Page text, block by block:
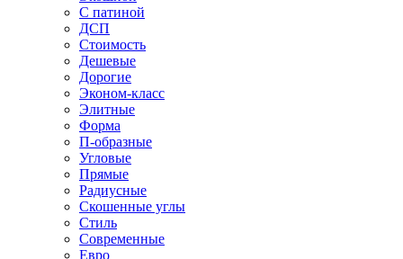
С патиной
ДСП
Стоимость
Дешевые
Дорогие
Эконом-класс
Элитные
Форма
П-образные
Угловые
Прямые
Радиусные
Скошенные углы
Стиль
Современные
Евро